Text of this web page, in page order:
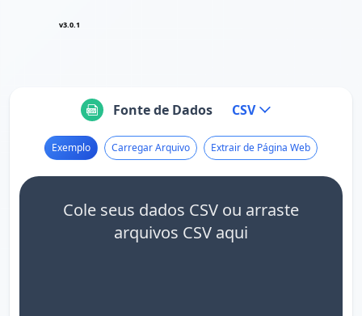
v3.0.1
Fonte de Dados CSV
Exemplo Carregar Arquivo Extrair de Página Web
Cole seus dados CSV ou arraste
arquivos CSV aqui